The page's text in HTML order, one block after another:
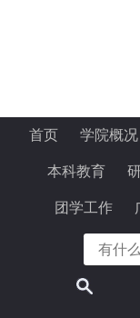
首页 学院概况
本科教育
团学工作